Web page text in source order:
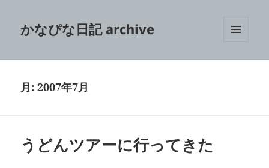
かなぴな日記 archive
ーとウ
月:2007年7月
うどんツアーに行ってきた